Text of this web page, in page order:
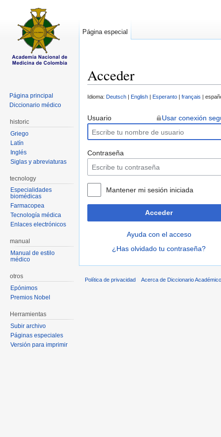
Acceder
Idioma: Deutsch English Esperanto français |
Usuario Usar conexión
Contraseña
Mantener mi sesión iniciada
Acceder
Ayuda con el acceso
¿Has olvidado tu contraseña?
Página especial
Página principal
Diccionario médico
historic
Griego
Latín
Inglés
Siglas y abreviaturas
tecnology
Especialidades
biomédicas
Farmacopea
Tecnología médica
Enlaces electrónicos
manual
Manual de estilo
médico
otros
Epónimos
Premios Nobel
Herramientas
Subir archivo
Páginas especiales
Versión para imprimir
Política de privacidad Acerca de Diccionario